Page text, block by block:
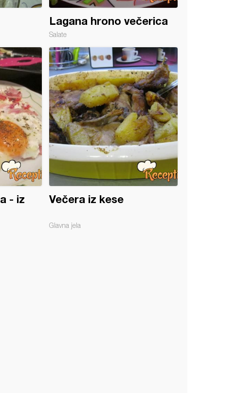
Lagana hrono večerica
Salate
- iz
Večera iz kese
Glavna jela